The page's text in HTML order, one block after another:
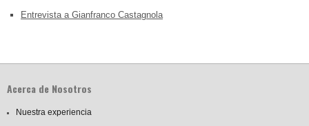
Entrevista a Gianfranco Castagnola
Acerca de Nosotros
Nuestra experiencia